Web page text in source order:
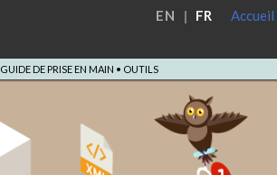
EN | FR Accueil
GUIDE DE PRISE EN MAIN • OUTILS